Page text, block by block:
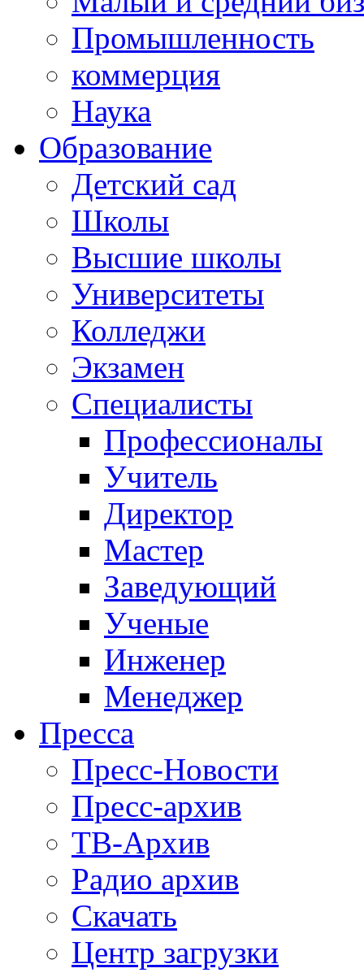
Промышленность
коммерция
Наука
Образование
Детский сад
Школы
Высшие школы
Университеты
Колледжи
Экзамен
Специалисты
Профессионалы
Учитель
Директор
Мастер
Заведующий
Ученые
Инженер
Менеджер
Пресса
Пресс-Новости
Пресс-архив
ТВ-Архив
Радио архив
Скачать
Центр загрузки